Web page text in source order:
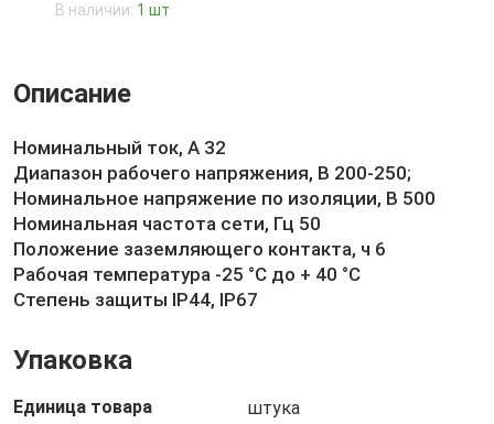
В наличии: 1 шт
Описание
Номинальный ток, А 32
Диапазон рабочего напряжения, В 200-250;
Номинальное напряжение по изоляции, В 500
Номинальная частота сети, Гц 50
Положение заземляющего контакта, ч 6
Рабочая температура -25 °С до + 40 °С
Степень защиты IP44, IP67
Упаковка
Единица товара штука